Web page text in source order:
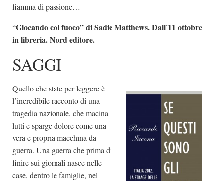
fiamma di passione…
“Giocando col fuoco” di Sadie Matthews. Dall’11 ottobre
in libreria. Nord editore.
SAGGI
Quello che state per leggere è
l’incredibile racconto di una
tragedia nazionale, che macina
lutti e sparge dolore come una
vera e propria macchina da
guerra. Una guerra che prima di
finire sui giornali nasce nelle
case, dentro le famiglie, nel